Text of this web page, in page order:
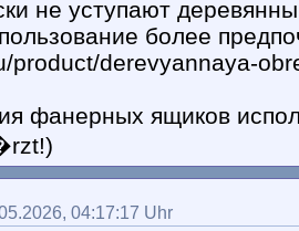
не уступают
более
product/derevyannaya-
фанерных ящиков
04:17:17 Uhr